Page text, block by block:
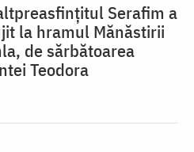
Serafim a
la hramul Mănăstirii
de sărbătoarea
Teodora